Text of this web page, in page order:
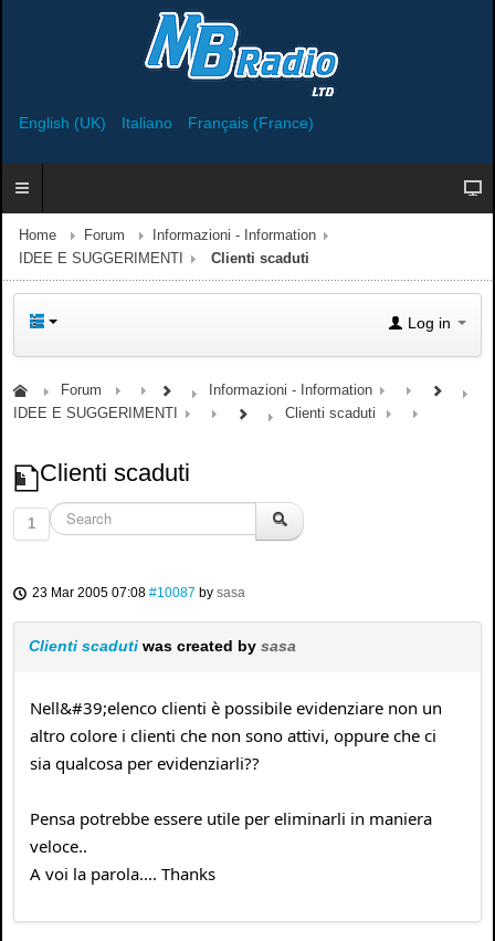
English (UK) Italiano Français (France)
Home Forum
Informazioni - Information
IDEE E SUGGERIMENTI
Clienti scaduti
Log in
Forum
Informazioni - Information
IDEE E SUGGERIMENTI
Clienti scaduti
Clienti scaduti
1
23 Mar 2005 07:08 #10087 by sasa
Clienti scaduti was created by sasa
Nell&#39;elenco clienti è possibile evidenziare non un
altro colore i clienti che non sono attivi, oppure che ci
sia qualcosa per evidenziarli??
Pensa potrebbe essere utile per eliminarli in maniera
veloce..
A voi la parola.... Thanks